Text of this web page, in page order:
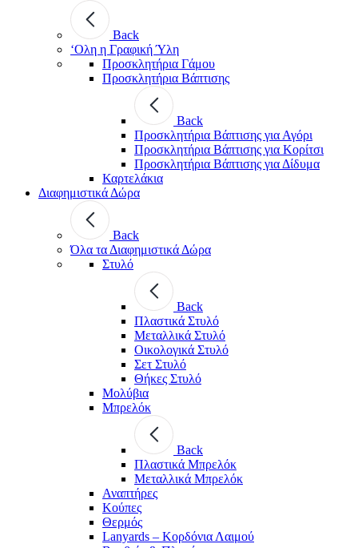
Back
‘Ολη η Γραφική Ύλη
Προσκλητήρια Γάμου
Προσκλητήρια Βάπτισης
Back
Προσκλητήρια Βάπτισης για Αγόρι
Προσκλητήρια Βάπτισης για Κορίτσι
Προσκλητήρια Βάπτισης για Δίδυμα
Καρτελάκια
Διαφημιστικά Δώρα
Back
Όλα τα Διαφημιστικά Δώρα
Στυλό
Back
Πλαστικά Στυλό
Μεταλλικά Στυλό
Οικολογικά Στυλό
Σετ Στυλό
Θήκες Στυλό
Μολύβια
Μπρελόκ
Back
Πλαστικά Μπρελόκ
Μεταλλικά Μπρελόκ
Αναπτήρες
Κούπες
Θερμός
Lanyards – Kορδόνια Λαιμού